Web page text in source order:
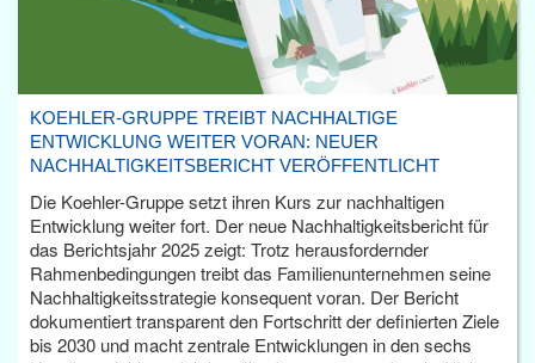
KOEHLER-GRUPPE TREIBT NACHHALTIGE
ENTWICKLUNG WEITER VORAN: NEUER
NACHHALTIGKEITSBERICHT VERÖFFENTLICHT
Die Koehler-Gruppe setzt ihren Kurs zur nachhaltigen
Entwicklung weiter fort. Der neue Nachhaltigkeitsbericht für
das Berichtsjahr 2025 zeigt: Trotz herausfordernder
Rahmenbedingungen treibt das Familienunternehmen seine
Nachhaltigkeitsstrategie konsequent voran. Der Bericht
dokumentiert transparent den Fortschritt der definierten Ziele
bis 2030 und macht zentrale Entwicklungen in den sechs